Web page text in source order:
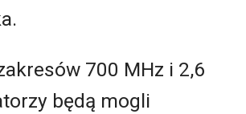
700 MHz i 2,6
będą mogli